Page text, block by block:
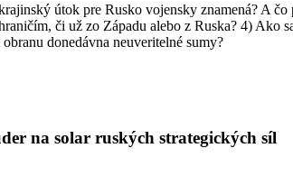
útok pre Rusko vojensky znamená? A
či už zo Západu alebo z Ruska? 4) Ako
donedávna neuveritelné sumy?
na solar ruských strategických síl